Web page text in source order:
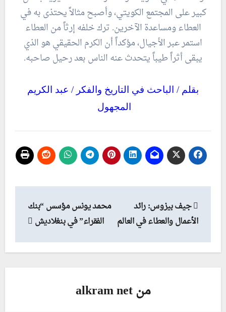
كبير على المجتمع الكويتي، وأصبح مثالاً يحتذى به في
العطاء ومساعدة الآخرين. ترك خلفه إرثاً من العطاء
استمر عبر الأجيال، مؤكداً أن الكرم الحقيقي هو الذي
يبقى أثراً طيباً يتحدث عنه الناس بعد رحيل صاحبه.
بقلم / الباحث في التاريخ والفكر / عبد الكريم
المجهول
تصفّح
المقالات
جيف بيزوس: رائد
الأعمال والعطاء في العالم
محمد يونس مؤسس “بنك
الفقراء” في بنغلاديش
منalkram net